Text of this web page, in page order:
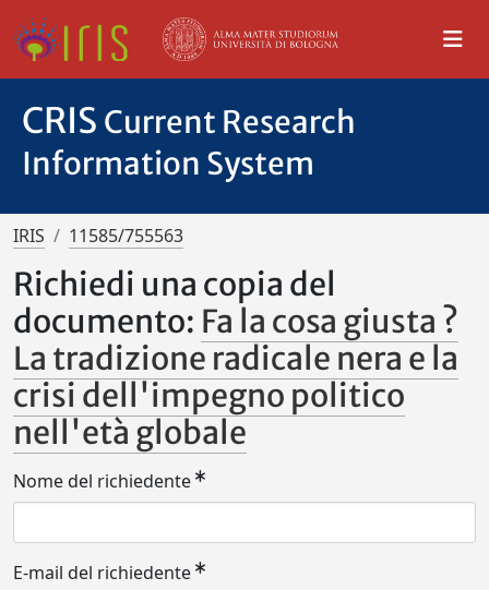
CRIS Current Research
Information System
IRIS 11585/755563
Richiedi una copia del
documento: Fa la cosa giusta ?
La tradizione radicale nera e la
crisi dell'impegno politico
nell'età globale
Nome del richiedente
E-mail del richiedente